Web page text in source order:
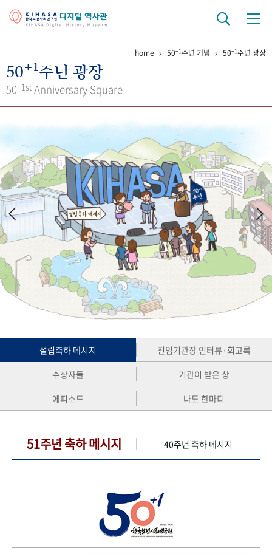
걸어온 길 기관 변천사
키워드로 보는 연구 역사
연구자들
간행물 변천사
기록물 아카이브
사진 아카이브 문서 기록물 행정박물 영상 기록물
50+1 주년 기념
성과 50선 숫자로 보는 50년 50
주년 광장
세계와 함께 한 KIHASA
VR 역사관
home 50+1주년 기념 50+1주년 광장
50+1주년 광장
50+1st Anniversary Square
설립축하 메시지
전임기관장 인터뷰·회고록
수상자들
기관이 받은 상
에피소드
나도 한마디
51주년 축하 메시지 40주년 축하 메시지